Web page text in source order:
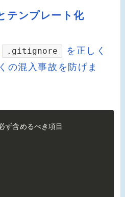
ンプレート化
.gitignore
を正しく
の混入事故を防げま
含めるべき項目